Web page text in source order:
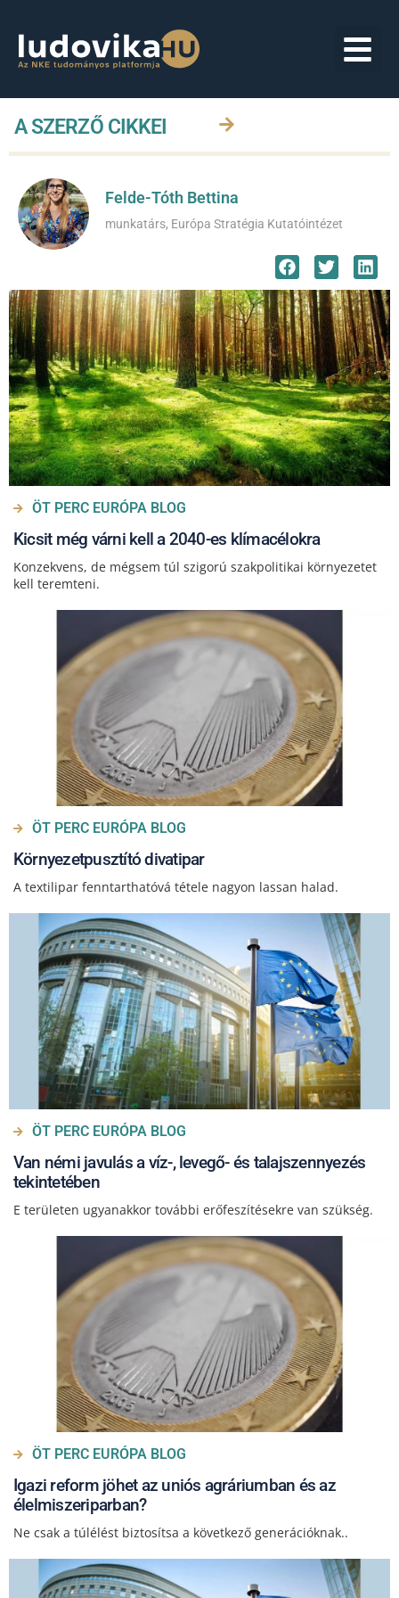
A SZERZŐ CIKKEI
Felde-Tóth Bettina
munkatárs, Európa Stratégia Kutatóintézet
ÖT PERC EURÓPA BLOG
Kicsit még várni kell a 2040-es klímacélokra
Konzekvens, de mégsem túl szigorú szakpolitikai környezetet
kell teremteni.
ÖT PERC EURÓPA BLOG
Környezetpusztító divatipar
A textilipar fenntarthatóvá tétele nagyon lassan halad.
ÖT PERC EURÓPA BLOG
Van némi javulás a víz-, levegő- és talajszennyezés
tekintetében
E területen ugyanakkor további erőfeszítésekre van szükség.
ÖT PERC EURÓPA BLOG
Igazi reform jöhet az uniós agráriumban és az
élelmiszeriparban?
Ne csak a túlélést biztosítsa a következő generációknak..